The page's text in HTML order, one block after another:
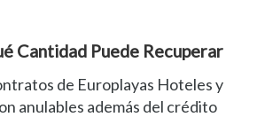
Cantidad Puede Recuperar
de Europlayas Hoteles y
anulables además del crédito